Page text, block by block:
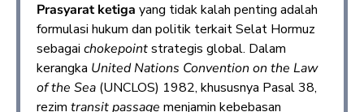
Prasyarat ketiga yang tidak kalah penting adalah
formulasi hukum dan politik terkait Selat Hormuz
sebagai chokepointstrategis global. Dalam
kerangka United Nations Convention on the Law
of the Sea (UNCLOS) 1982, khususnya Pasal 38,
rezim transit passage menjamin kebebasan